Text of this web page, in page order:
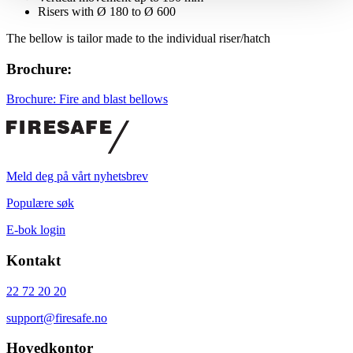
Risers with Ø 180 to Ø 600
The bellow is tailor made to the individual riser/hatch
Brochure:
Brochure: Fire and blast bellows
Meld deg på vårt nyhetsbrev
Populære søk
E-bok login
Kontakt
22 72 20 20
support@firesafe.no
Hovedkontor